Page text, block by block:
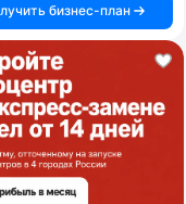
бизнес-план